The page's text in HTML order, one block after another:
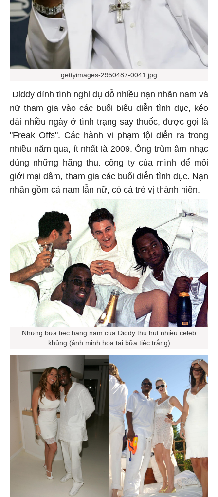
gettyimages-2950487-0041.jpg
Diddy dính tình nghi dụ dỗ nhiều nạn nhân nam và
nữ tham gia vào các buổi biểu diễn tình dục, kéo
dài nhiều ngày ở tình trạng say thuốc, được gọi là
"Freak Offs". Các hành vi phạm tội diễn ra trong
nhiều năm qua, ít nhất là 2009. Ông trùm âm nhạc
dùng những hãng thu, công ty của mình để môi
giới mại dâm, tham gia các buổi diễn tình dục. Nạn
nhân gồm cả nam lẫn nữ, có cả trẻ vị thành niên.
Những bữa tiệc hàng năm của Diddy thu hút nhiều celeb
khủng (ảnh minh hoạ tại bữa tiệc trắng)